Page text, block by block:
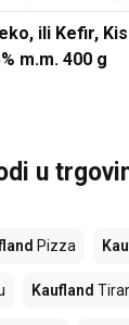
ili Kefir,
m.m. 400 g
u
Pizza
Kaufland